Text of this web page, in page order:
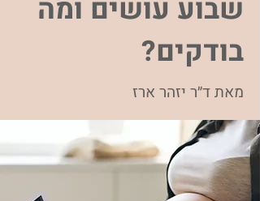
שבוע עושים ומה
בודקים?
מאת ד״ר יזהר ארז